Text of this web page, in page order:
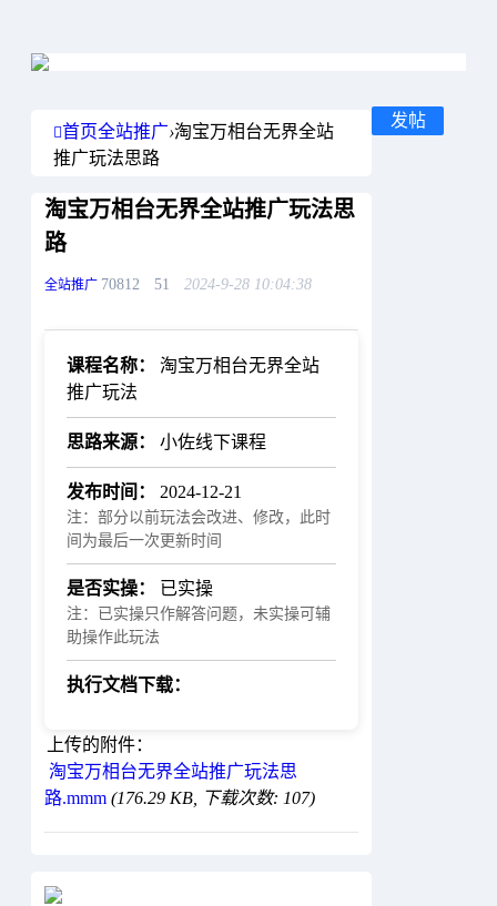
发帖
首页全站推广›淘宝万相台无界全站
推广玩法思路
淘宝万相台无界全站推广玩法思
路
全站推广 70812 51 2024-9-28 10:04:38
课程名称：
淘宝万相台无界全站
推广玩法
思路来源： 小佐线下课程
发布时间： 2024-12-21
注：部分以前玩法会改进、修改，此时
间为最后一次更新时间
是否实操： 已实操
注：已实操只作解答问题，未实操可辅
助操作此玩法
执行文档下载：
上传的附件：
淘宝万相台无界全站推广玩法思
路.mmm (176.29 KB, 下载次数: 107)